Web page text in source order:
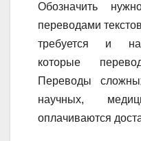
Обозначить
переводами
требуется и
которые
Переводы
научных,
оплачиваются